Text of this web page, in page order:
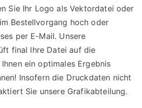
Sie Ihr Logo als Vektordatei oder
Bestellvorgang hoch oder
per E-Mail. Unsere
final Ihre Datei auf die
ein optimales Ergebnis
Insofern die Druckdaten nicht
Sie unsere Grafikabteilung.